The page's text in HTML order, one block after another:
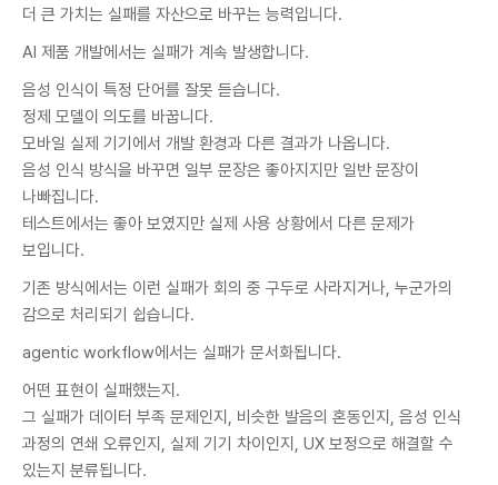
더 큰 가치는 실패를 자산으로 바꾸는 능력입니다.
AI 제품 개발에서는 실패가 계속 발생합니다.
음성 인식이 특정 단어를 잘못 듣습니다.
정제 모델이 의도를 바꿉니다.
모바일 실제 기기에서 개발 환경과 다른 결과가 나옵니다.
음성 인식 방식을 바꾸면 일부 문장은 좋아지지만 일반 문장이
나빠집니다.
테스트에서는 좋아 보였지만 실제 사용 상황에서 다른 문제가
보입니다.
기존 방식에서는 이런 실패가 회의 중 구두로 사라지거나, 누군가의
감으로 처리되기 쉽습니다.
agentic workflow에서는 실패가 문서화됩니다.
어떤 표현이 실패했는지.
그 실패가 데이터 부족 문제인지, 비슷한 발음의 혼동인지, 음성 인식
과정의 연쇄 오류인지, 실제 기기 차이인지, UX 보정으로 해결할 수
있는지 분류됩니다.